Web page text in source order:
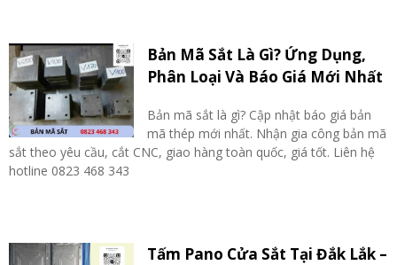
Bản Mã Sắt Là Gì? Ứng Dụng,
Phân Loại Và Báo Giá Mới Nhất
Bản mã sắt là gì? Cập nhật báo giá bản
mã thép mới nhất. Nhận gia công bản mã
sắt theo yêu cầu, cắt CNC, giao hàng toàn quốc, giá tốt. Liên hệ
hotline 0823 468 343
Tấm Pano Cửa Sắt Tại Đắk Lắk –